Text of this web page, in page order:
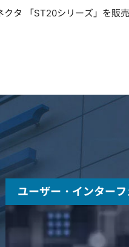
タ 「ST20シリーズ」を販
ユーザー・インター